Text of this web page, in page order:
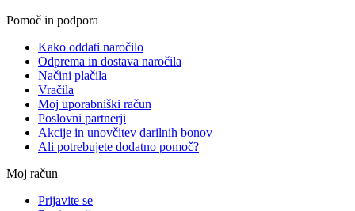
Pomoč in podpora
Kako oddati naročilo
Odprema in dostava naročila
Načini plačila
Vračila
Moj uporabniški račun
Poslovni partnerji
Akcije in unovčitev darilnih bonov
Ali potrebujete dodatno pomoč?
Moj račun
Prijavite se